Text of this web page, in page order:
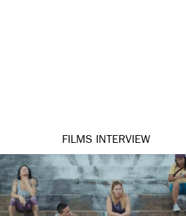
FILMS INTERVIEW